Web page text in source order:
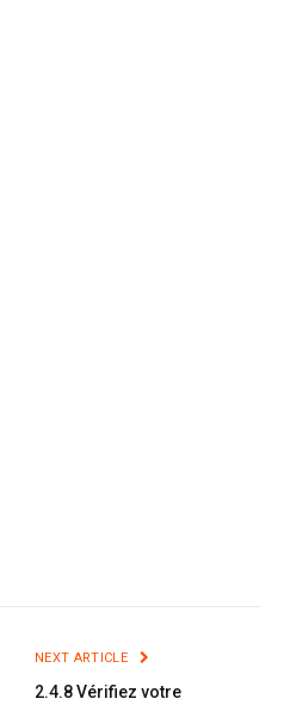
NEXT ARTICLE
2.4.8 Vérifiez votre